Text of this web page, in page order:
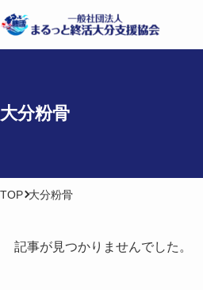
大分粉骨
TOP 大分粉骨
記事が見つかりませんでした。